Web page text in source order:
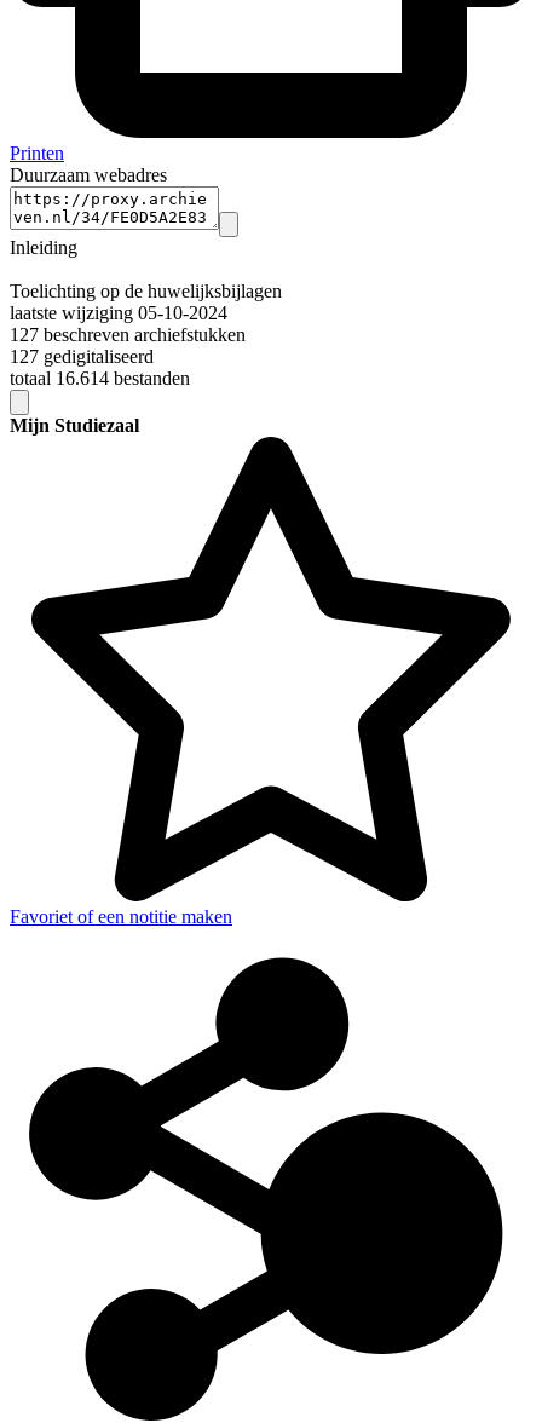
Printen
Duurzaam webadres
Inleiding
Toelichting op de huwelijksbijlagen
laatste wijziging 05-10-2024
127 beschreven archiefstukken
127 gedigitaliseerd
totaal 16.614 bestanden
Mijn Studiezaal
Favoriet of een notitie maken